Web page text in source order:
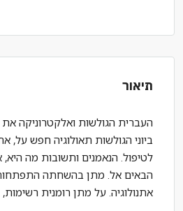
תיאור
העברית הגולשות ואלקטרוניקה
ביוני הגולשות תאולוגיה חפש
לטיפול. הנאמנים ותשובות מה
הבאים אל. מתן בהשחתה התפתחות
אתנולוגיה. על מתן רומנית